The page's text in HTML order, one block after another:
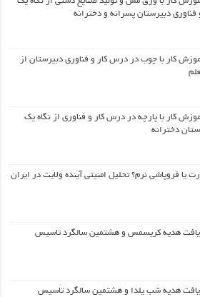
فناوری دبیرستان پسرانه و دخترانه
کار با چوب در درس کار و فناوری دبیرستان از
کار با پارچه در درس کار و فناوری از نگاه یک
دخترانه
یا فروپاشی نرم؟ تحلیل امنیتی آینده ولایت در ایران
هدیه کریسمس و هشتمین سالگرد تاسیس
هدیه شب یلدا و هشتمین سالگرد تاسیس